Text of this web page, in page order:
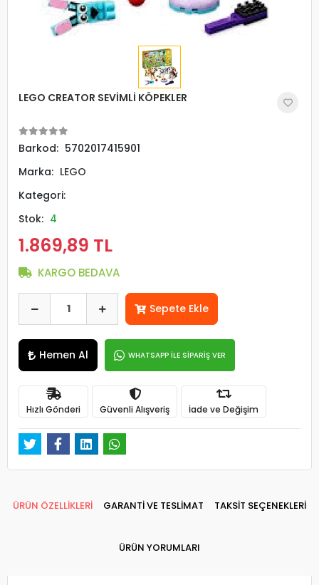
LEGO CREATOR SEVİMLİ KÖPEKLER
Barkod: 5702017415901
Marka: LEGO
Kategori:
Stok: 4
1.869,89 TL
KARGO BEDAVA
Sepete Ekle
Hemen Al WHATSAPP İLE SİPARİŞ VER
Hızlı Gönderi Güvenli Alışveriş İade ve Değişim
ÜRÜN ÖZELLİKLERİ GARANTİ VE TESLİMAT TAKSİT SEÇENEKLERİ
ÜRÜN YORUMLARI